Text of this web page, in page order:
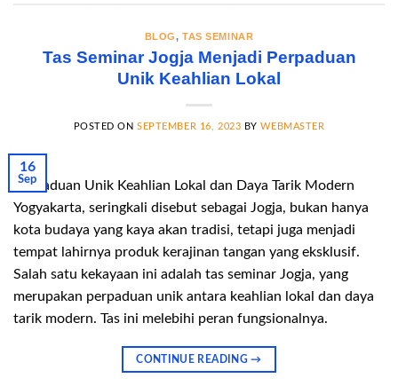
BLOG,TAS SEMINAR
Tas Seminar Jogja Menjadi Perpaduan
Unik Keahlian Lokal
POSTED ONSEPTEMBER 16, 2023 BYWEBMASTER
16
Sep
Perpaduan Unik Keahlian Lokal dan Daya Tarik Modern
Yogyakarta, seringkali disebut sebagai Jogja, bukan hanya
kota budaya yang kaya akan tradisi, tetapi juga menjadi
tempat lahirnya produk kerajinan tangan yang eksklusif.
Salah satu kekayaan ini adalah tas seminar Jogja, yang
merupakan perpaduan unik antara keahlian lokal dan daya
tarik modern. Tas ini melebihi peran fungsionalnya.
CONTINUE READING→